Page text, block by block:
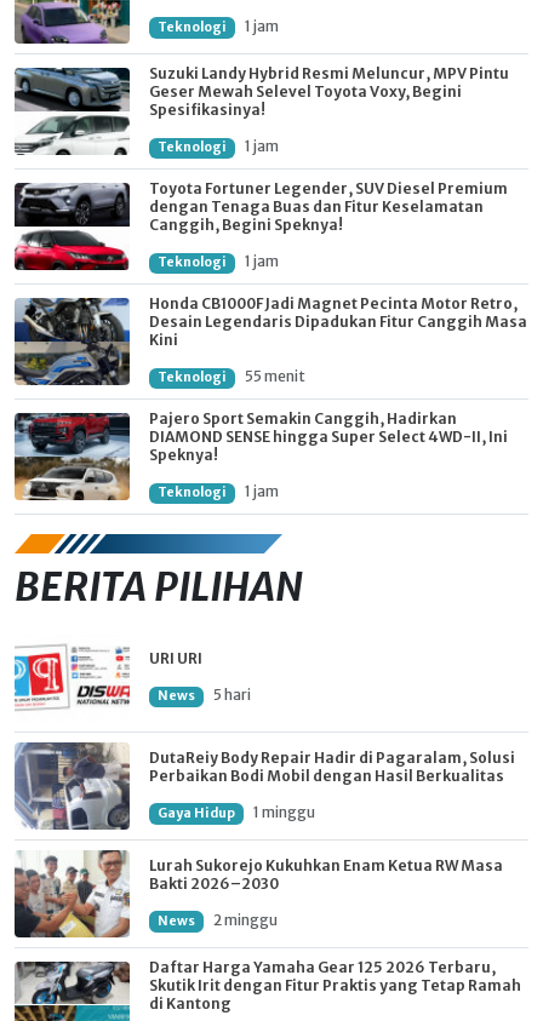
Teknologi 1 jam
Suzuki Landy Hybrid Resmi Meluncur, MPV Pintu
Geser Mewah Selevel Toyota Voxy, Begini
Spesifikasinya!
Teknologi 1 jam
Toyota Fortuner Legender, SUV Diesel Premium
dengan Tenaga Buas dan Fitur Keselamatan
Canggih, Begini Speknya!
Teknologi 1 jam
Honda CB1000F Jadi Magnet Pecinta Motor Retro,
Desain Legendaris Dipadukan Fitur Canggih Masa
Kini
Teknologi 55 menit
Pajero Sport Semakin Canggih, Hadirkan
DIAMOND SENSE hingga Super Select 4WD-II, Ini
Speknya!
Teknologi 1 jam
BERITA PILIHAN
URI URI
News 5 hari
DutaReiy Body Repair Hadir di Pagaralam, Solusi
Perbaikan Bodi Mobil dengan Hasil Berkualitas
Gaya Hidup 1 minggu
Lurah Sukorejo Kukuhkan Enam Ketua RW Masa
Bakti 2026–2030
News 2 minggu
Daftar Harga Yamaha Gear 125 2026 Terbaru,
Skutik Irit dengan Fitur Praktis yang Tetap Ramah
di Kantong